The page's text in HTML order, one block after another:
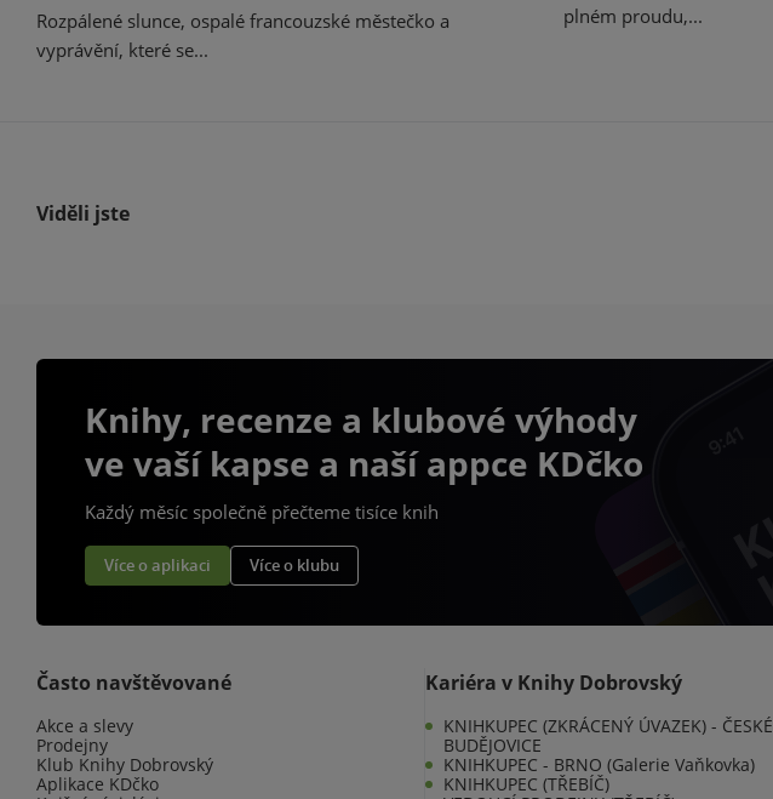
Rozpálené slunce, ospalé francouzské městečko a
vyprávění, které se...
plném proudu,...
Viděli jste
Knihy, recenze a klubové výhody
ve vaší kapse a naší appce KDčko
Každý měsíc společně přečteme tisíce knih
Více o aplikaci Více o klubu
Často navštěvované
Akce a slevy
Prodejny
Klub Knihy Dobrovský
Aplikace KDčko
Kariéra v Knihy Dobrovský
KNIHKUPEC (ZKRÁCENÝ ÚVAZEK) - ČESKÉ
BUDĚJOVICE
KNIHKUPEC - BRNO (Galerie Vaňkovka)
KNIHKUPEC (TŘEBÍČ)